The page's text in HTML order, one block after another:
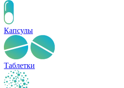
Капсулы
Таблетки